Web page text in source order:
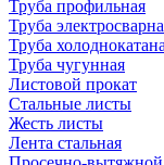
Труба профильная
Труба
Труба
Труба чугунная
Листовой прокат
Стальные листы
Жесть листы
Лента стальная